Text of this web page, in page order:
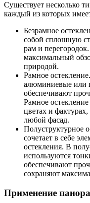
Существует несколько
каждый из которых
Безрамное
собой сплошную
рам и
максимальный
природой.
Рамное
алюминиевые или
обеспечивают
Рамное
цветах и
любой фасад.
Полуструктурное
сочетает в себе
остекления. В
используются
обеспечивают
сохраняют
Применение